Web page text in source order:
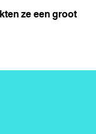
ze een groot